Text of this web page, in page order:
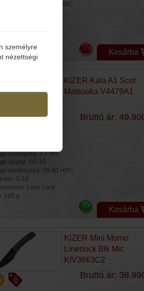
keménység: 60-61 HRC
Kosárba
KIZER Kala A1 Scot
Matsuoka V4479A1
Bruttó ár:
vastagság: 3.2 mm
anyag: VG-10
keménység: 58-60 HRC
G-10
Liner Lock
165 g
Kosárba
KIZER Mini Momo
Linerlock Blk Mic
KIV3663C2
Bruttó ár:
személyre
nézettségi